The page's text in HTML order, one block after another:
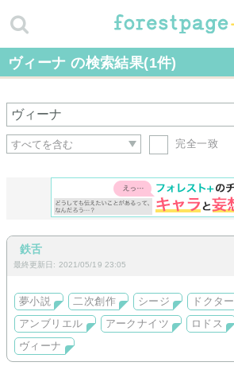
ヴィーナ の検索結果(1件)
完全一致
鉄舌
最終更新日: 2021/05/19 23:05
夢小説 二次創作 シージ ドクター
アンブリエル
アークナイツ ロドス
ヴィーナ